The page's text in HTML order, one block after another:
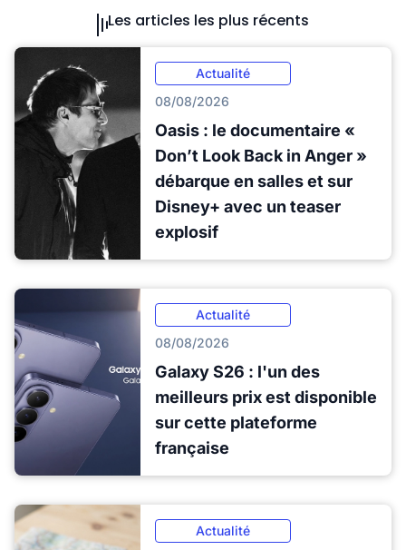
Les articles les plus récents
Actualité
08/08/2026
Oasis : le documentaire «
Don’t Look Back in Anger »
débarque en salles et sur
Disney+ avec un teaser
explosif
Actualité
08/08/2026
Galaxy S26 : l'un des
meilleurs prix est disponible
sur cette plateforme
française
Actualité